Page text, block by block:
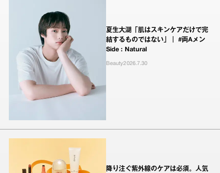
夏生大湖「肌はスキンケアだけで完
結するものではない」｜ #両Aメン
Side : Natural
Beauty2026.7.30
降り注ぐ紫外線のケアは必須。人気